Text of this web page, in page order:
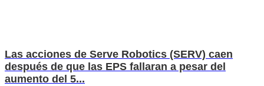
Las acciones de Serve Robotics (SERV) caen
después de que las EPS fallaran a pesar del
aumento del 5...